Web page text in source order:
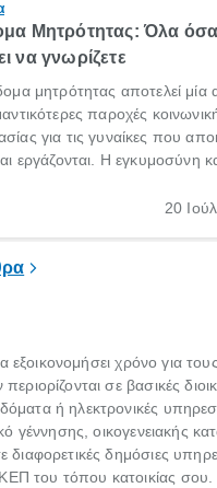
Μητρότητας: Όλα όσα
να γνωρίζετε
μητρότητας αποτελεί μία
παροχές
για τις γυναίκες που
εργάζονται. Η εγκυμοσύνη
περίοδος στη ζωή κάθε
20
εξοικονομήσει χρόνο για
σε βασικές
ή ηλεκτρονικές
οικογενειακής
δημόσιες
του τόπου κατοικίας